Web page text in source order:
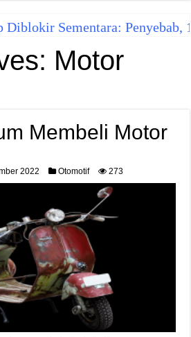
Diblokir Sementara:
Motor
Membeli Motor
2022 Otomotif 273